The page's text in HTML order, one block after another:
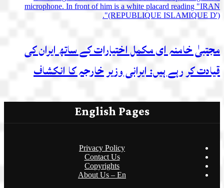
مجتبیٰ خامنہ ای مکمل اختیارات کے ساتھ ایران کی
قیادت کر رہے ہیں: ایرانی وزیر خارجہ کا انکشاف
English Pages
Privacy Policy
Contact Us
Copyrights
About Us – En